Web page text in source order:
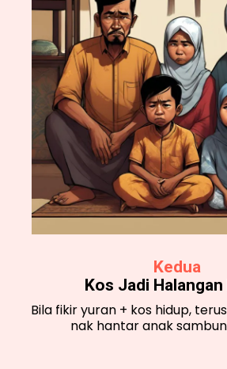
Kedua
Kos Jadi Halangan
Bila fikir yuran + kos hidup,
nak hantar anak